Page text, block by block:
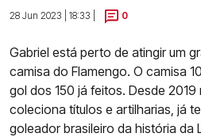
28 Jun 2023 | 18:33 |
0
Gabriel está perto de atingir um
camisa do Flamengo. O camisa
gol dos 150 já feitos. Desde
coleciona títulos e artilharias, já
goleador brasileiro da história da